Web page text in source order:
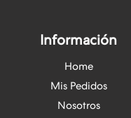
Información
Home
Mis Pedidos
Nosotros